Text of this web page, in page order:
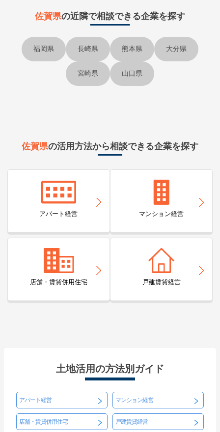
佐賀県の近隣で相談できる企業を探す
福岡県 長崎県 熊本県 大分県
宮崎県 山口県
佐賀県の活用方法から相談できる企業を探す
アパート経営 マンション経営
店舗・賃貸併用住宅 戸建賃貸経営
土地活用の方法別ガイド
アパート経営 マンション経営
店舗・賃貸併用住宅 戸建賃貸経営